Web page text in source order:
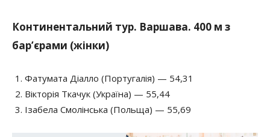
Континентальний тур. Варшава. 400 м з
бар’єрами (жінки)
Фатумата Діалло (Португалія) — 54,31
Вікторія Ткачук (Україна) — 55,44
Ізабела Смолінська (Польща) — 55,69